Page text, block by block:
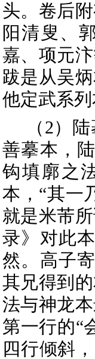
头。卷后
阳清叟、
嘉、项元
跋是从吴
他定武系
（2）
善摹本，
钩填廓之
本，“其一
就是米芾
录》对此
然。高子
其兄得到
法与神龙
第一行的“
四行倾斜